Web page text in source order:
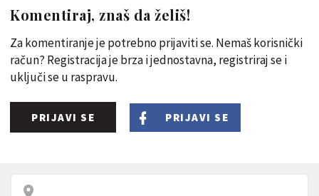
Komentiraj, znaš da želiš!
Za komentiranje je potrebno prijaviti se. Nemaš korisnički
račun? Registracija je brza i jednostavna, registriraj se i
uključi se u raspravu.
PRIJAVI SE PRIJAVI SE